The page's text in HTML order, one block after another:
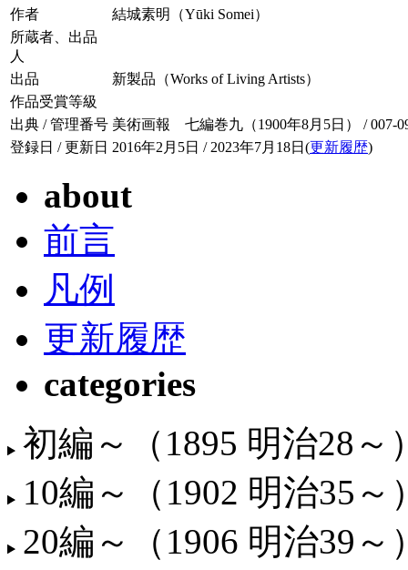
作者
結城素明（Yūki Somei）
所蔵者、出品
人
出品
新製品（Works of Living Artists）
作品受賞等級
出典 / 管理番号 美術画報 七編巻九（1900年8月5日） / 007-
登録日 / 更新日 2016年2月5日 / 2023年7月18日(更新履歴)
about
前言
凡例
更新履歴
categories
初編～（1895 明治28～
10編～（1902 明治35～
20編～（1906 明治39～